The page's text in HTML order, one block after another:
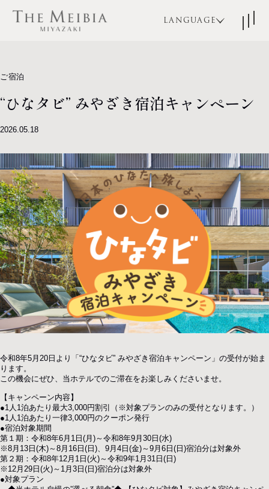
LANGUAGE
ZH-TW
TOP コンセプト
ブライダル 宴会・パーティ
アクセス よくある質問
インフォメーション お問い合わせ
オンラインショップ
ご予約・お問い合わせ
TEL.0985-73-8888
お電話受付時間 10:00〜20:00
ご予約はこちら
ご宿泊
“ひなタビ” みやざき宿泊キャンペーン
2026.05.18
令和8年5月20日より「“ひなタビ” みやざき宿泊キャンペーン」の受付が始ま
ります。
この機会にぜひ、当ホテルでのご滞在をお楽しみくださいませ。
【キャンペーン内容】
●1人1泊あたり最大3,000円割引（※対象プランのみの受付となります。）
●1人1泊あたり一律3,000円のクーポン発行
●宿泊対象期間
第１期：令和8年6月1日(月)～令和8年9月30日(水)
※8月13日(木)～8月16日(日)、9月4日(金)～9月6日(日)宿泊分は対象外
第２期：令和8年12月1日(火)～令和9年1月31日(日)
※12月29日(火)～1月3日(日)宿泊分は対象外
●対象プラン